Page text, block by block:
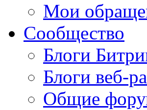
Мои
Сообщество
Блоги
Блоги веб-
Общие